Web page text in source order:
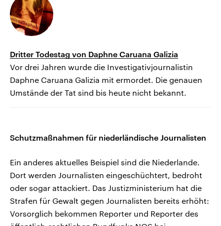
Dritter Todestag von Daphne Caruana Galizia
Vor drei Jahren wurde die Investigativjournalistin
Daphne Caruana Galizia mit ermordet. Die genauen
Umstände der Tat sind bis heute nicht bekannt.
Schutzmaßnahmen für niederländische Journalisten
Ein anderes aktuelles Beispiel sind die Niederlande.
Dort werden Journalisten eingeschüchtert, bedroht
oder sogar attackiert. Das Justizministerium hat die
Strafen für Gewalt gegen Journalisten bereits erhöht:
Vorsorglich bekommen Reporter und Reporter des